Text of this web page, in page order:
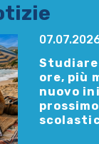
Studiare
ore, più
nuovo